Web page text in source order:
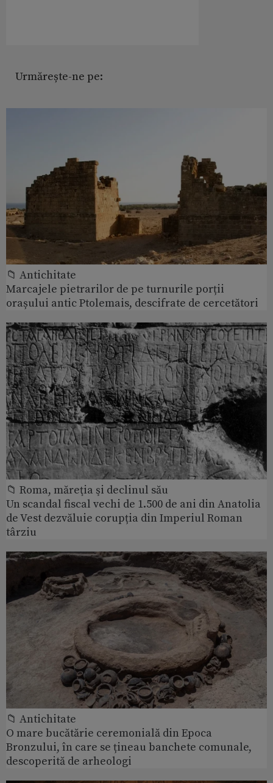
Urmărește-ne pe:
📁 Antichitate
Marcajele pietrarilor de pe turnurile porții
orașului antic Ptolemais, descifrate de cercetători
📁 Roma, măreţia şi declinul său
Un scandal fiscal vechi de 1.500 de ani din Anatolia
de Vest dezvăluie corupția din Imperiul Roman
târziu
📁 Antichitate
O mare bucătărie ceremonială din Epoca
Bronzului, în care se țineau banchete comunale,
descoperită de arheologi